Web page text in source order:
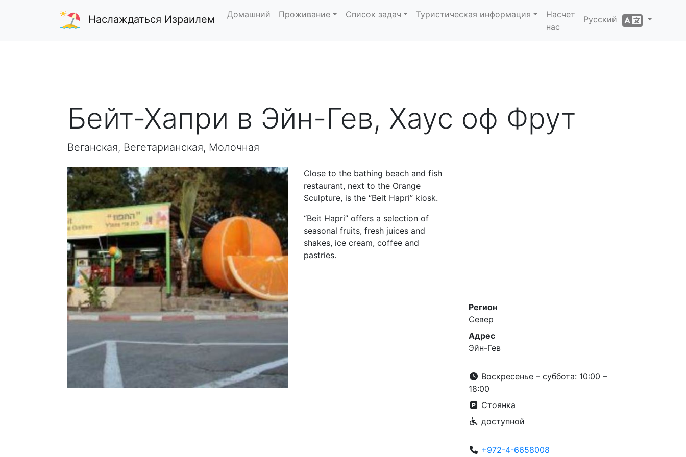
Наслаждаться Израилем Домашний Проживание Список задач Туристическая информация
Насчет
нас
Русский
Бейт-Хапри в Эйн-Гев, Хаус оф Фрут
Веганская, Вегетарианская, Молочная
Close to the bathing beach and fish
restaurant, next to the Orange
Sculpture, is the “Beit Hapri” kiosk.
“Beit Hapri” offers a selection of
seasonal fruits, fresh juices and
shakes, ice cream, coffee and
pastries.
Регион
Север
Адрес
Эйн-Гев
Воскресенье – суббота: 10:00 –
18:00
Стоянка
доступной
+972-4-6658008